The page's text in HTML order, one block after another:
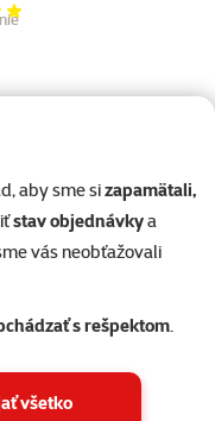
aby sme sizapamätali,
stav objednávkya
vás neobťažovali
s rešpektom.
všetko
hodnotení: 2